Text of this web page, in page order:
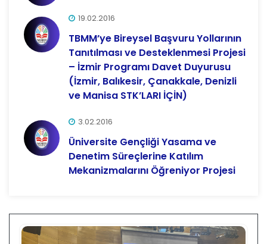
19.02.2016
TBMM’ye Bireysel Başvuru Yollarının
Tanıtılması ve Desteklenmesi Projesi
– İzmir Programı Davet Duyurusu
(İzmir, Balıkesir, Çanakkale, Denizli
ve Manisa STK’LARI İÇİN)
3.02.2016
Üniversite Gençliği Yasama ve
Denetim Süreçlerine Katılım
Mekanizmalarını Öğreniyor Projesi